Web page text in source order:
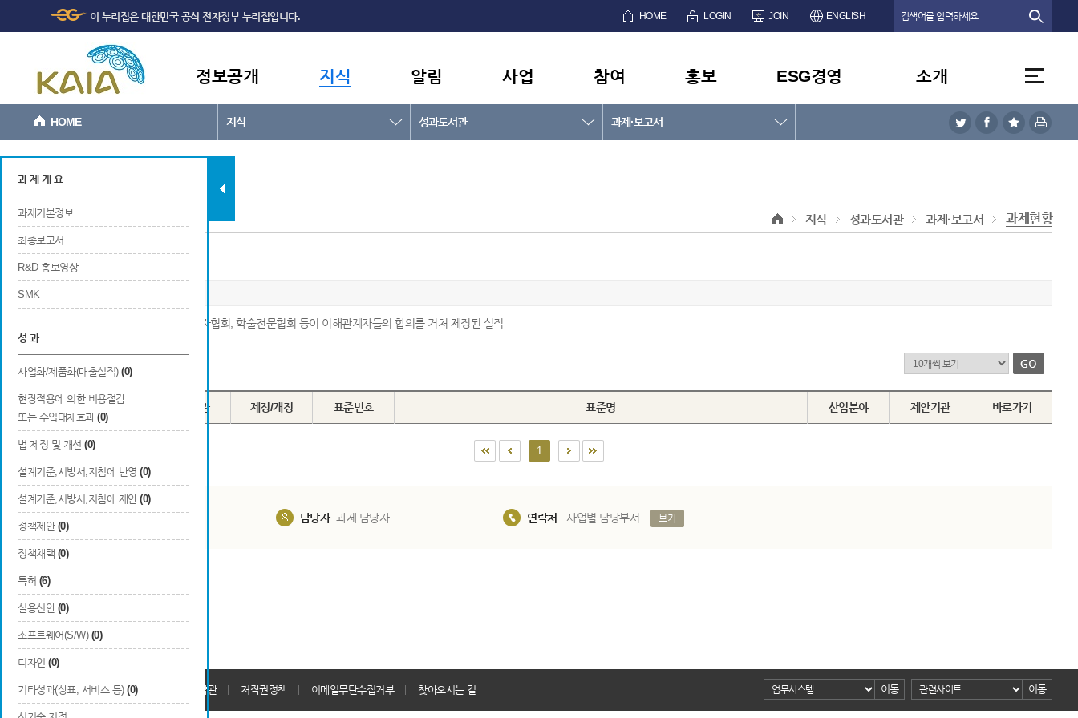
본문바로가기
이 누리집은 대한민국 공식 전자정부 누리집입니다. HOME LOGIN JOIN ENGLISH
정보공개 지식 알림 사업 참여 홍보 ESG경영 소개
HOME 지식 성과도서관 과제·보고서
과제현황
지식 성과도서관 과제·보고서 과제현황
과 제 개 요
과제기본정보
최종보고서
R&D 홍보영상
SMK
성 과
사업화/제품화(매출실적) (0)
현장적용에 의한 비용절감
또는 수입대체효과 (0)
법 제정 및 개선 (0)
설계기준,시방서,지침에 반영 (0)
설계기준,시방서,지침에 제안 (0)
정책제안 (0)
정책채택 (0)
특허 (6)
실용신안 (0)
소프트웨어(S/W) (0)
디자인 (0)
기타성과(상표, 서비스 등) (0)
표준 채택
※ 국내외에서 공인된 표주놔기관, 생산자협회, 학술전문협회 등이 이해관계자들의 합의를 거처 제정된 실적
Total0건
번호 구분 채택기관 제정/개정 표준번호 표준명 산업분야 제안기관 바로가기
1
담당자 과제 담당자 연락처 사업별 담당부서 보기
개인정보처리방침 회원가입약관 저작권정책 이메일무단수집거부 찾아오시는 길 이동 이동